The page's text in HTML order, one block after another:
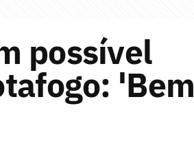
possível
'Bem